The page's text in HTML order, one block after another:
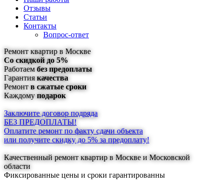
Отзывы
Статьи
Контакты
Вопрос-ответ
Ремонт квартир в Москве
Со скидкой до 5%
Работаем без предоплаты
Гарантиякачества
Ремонт в сжатые сроки
Каждому подарок
Заключите договор подряда
БЕЗ ПРЕДОПЛАТЫ!
Оплатите ремонт по факту сдачи объекта
или получите скидку до 5% за предоплату!
Качественный ремонт квартир в Москве и Московской
области
Фиксированные цены и сроки гарантированны